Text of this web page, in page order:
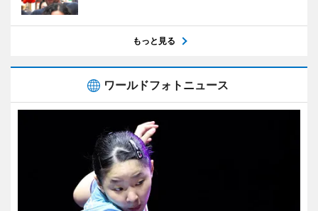
もっと見る
ワールドフォトニュース